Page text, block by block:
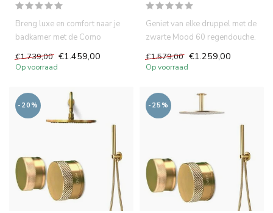
Breng luxe en comfort naar je
badkamer met de Como
Mood60 rosé koper
doucheset. ...
€1.739,00 €1.459,00
Op voorraad
Geniet van elke druppel met de
zwarte Mood 60 regendouche.
20 cm comfort, slimme...
€1.579,00 €1.259,00
Op voorraad
-20% -25%